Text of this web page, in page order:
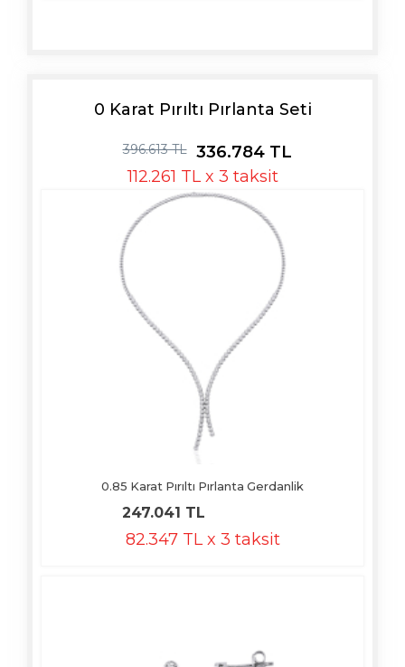
0 Karat Pırıltı Pırlanta Seti
396.613 TL 336.784 TL
112.261 TL x 3 taksit
0.85 Karat Pırıltı Pırlanta Gerdanlik
247.041 TL
82.347 TL x 3 taksit